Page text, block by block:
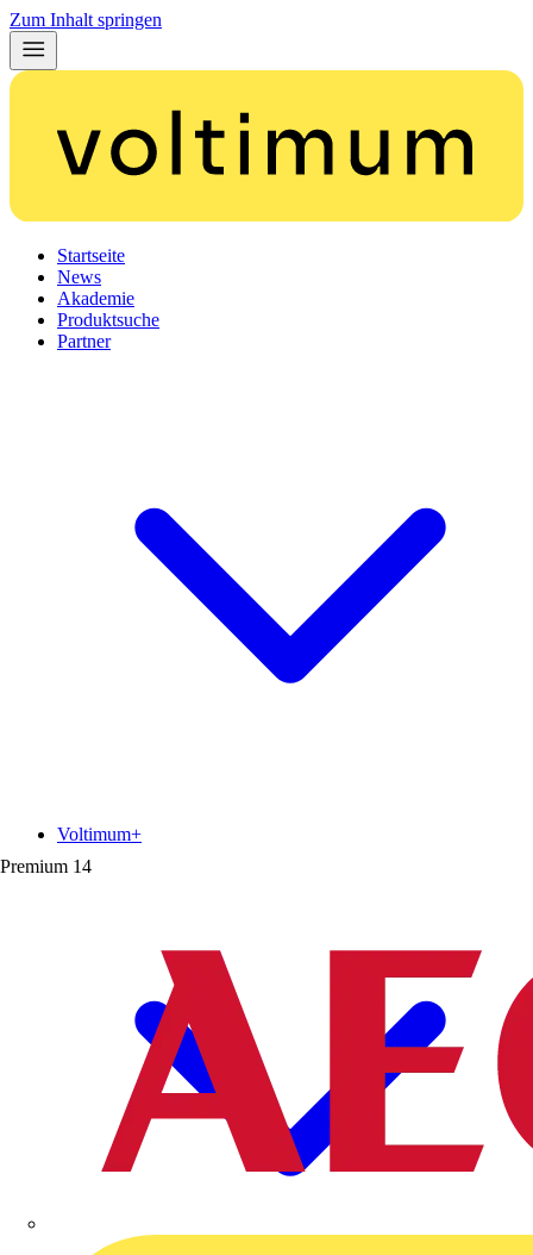
Zum Inhalt springen
Startseite
News
Akademie
Produktsuche
Partner
Premium 14
Voltimum+